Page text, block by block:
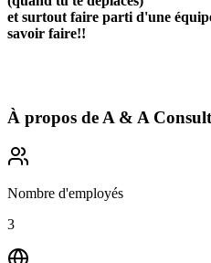
et surtout faire parti d'une
savoir faire!!
À propos deA & A
Nombre d'employés
3